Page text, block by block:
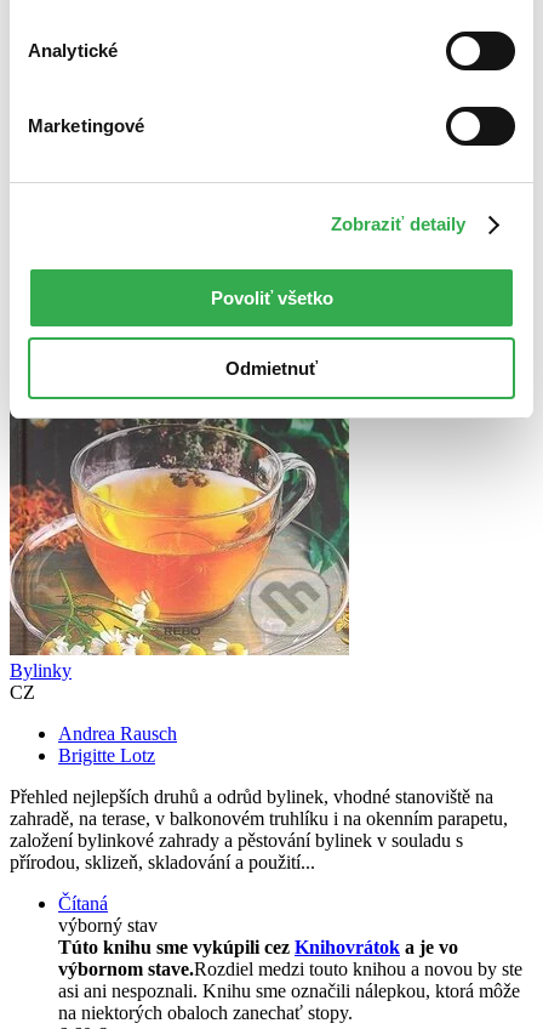
Analytické
Marketingové
Zobraziť detaily
Povoliť všetko
Odmietnuť
Top hodnotené
Najlacnejšie
Najvyššia zľava
Bylinky
CZ
Andrea Rausch
Brigitte Lotz
Přehled nejlepších druhů a odrůd bylinek, vhodné stanoviště na
zahradě, na terase, v balkonovém truhlíku i na okenním parapetu,
založení bylinkové zahrady a pěstování bylinek v souladu s
přírodou, sklizeň, skladování a použití...
Čítaná
výborný stav
Túto knihu sme vykúpili cez Knihovrátok a je vo
výbornom stave.Rozdiel medzi touto knihou a novou by ste
asi ani nespoznali. Knihu sme označili nálepkou, ktorá môže
na niektorých obaloch zanechať stopy.